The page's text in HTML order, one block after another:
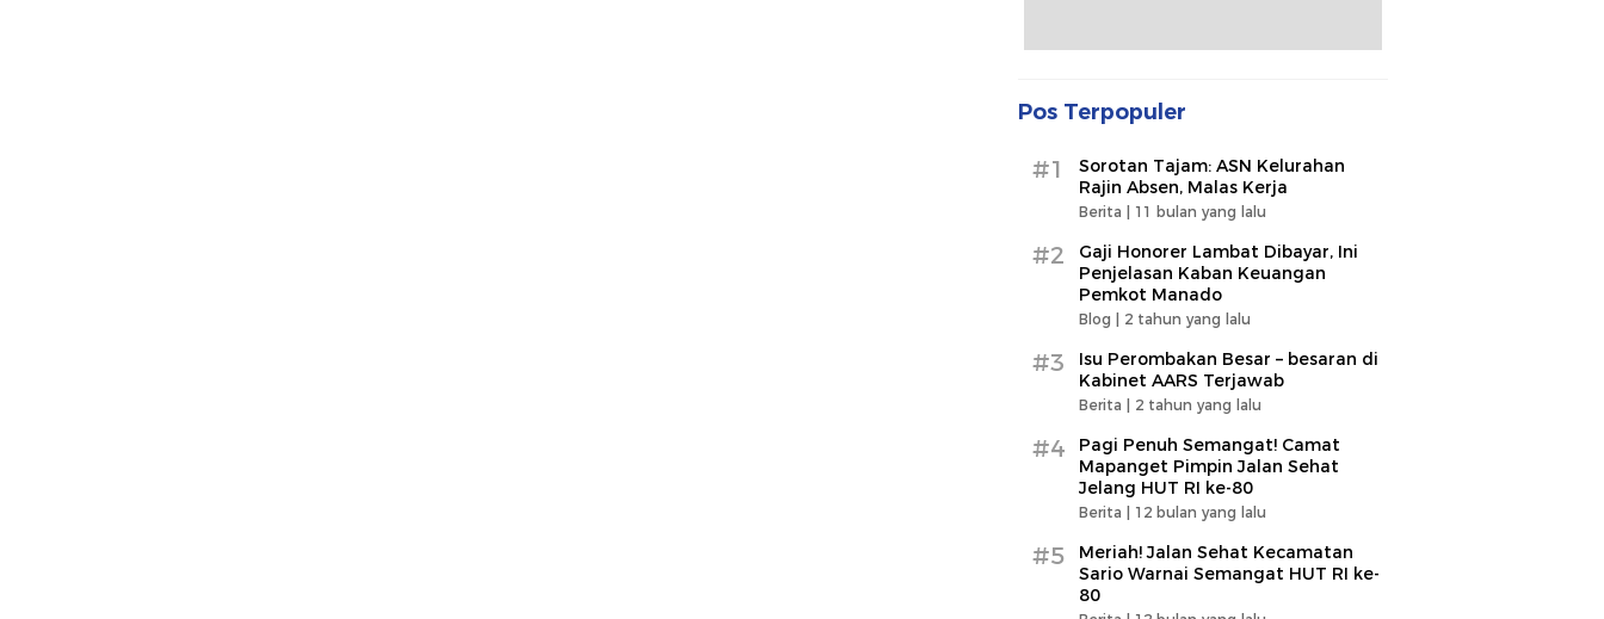
Pos Terpopuler
#1
Sorotan Tajam: ASN Kelurahan
Rajin Absen, Malas Kerja
Berita | 11 bulan yang lalu
#2
Gaji Honorer Lambat Dibayar, Ini
Penjelasan Kaban Keuangan
Pemkot Manado
Blog | 2 tahun yang lalu
#3
Isu Perombakan Besar – besaran di
Kabinet AARS Terjawab
Berita | 2 tahun yang lalu
#4
Pagi Penuh Semangat! Camat
Mapanget Pimpin Jalan Sehat
Jelang HUT RI ke-80
Berita | 12 bulan yang lalu
#5
Meriah! Jalan Sehat Kecamatan
Sario Warnai Semangat HUT RI ke-
80